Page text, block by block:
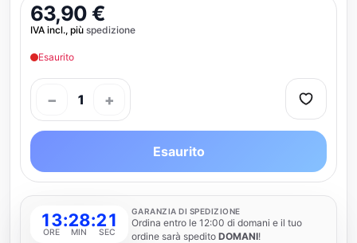
63,90 €
IVA incl., più spedizione
Esaurito
− 1 +
Esaurito
13
ORE
:28
MIN
:20
SEC
GARANZIA DI SPEDIZIONE
Ordina entro le 12:00 di domani e il tuo
ordine sarà spedito DOMANI!